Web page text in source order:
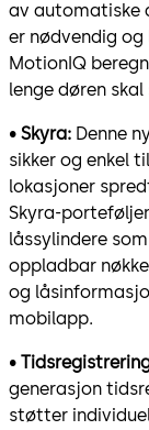
av automatiske
er nødvendig
MotionIQ
lenge døren
• Skyra: Denne
sikker og enkel
lokasjoner
Skyra-
låssylindere
oppladbar
og
mobilapp.
•
generasjon
støtter